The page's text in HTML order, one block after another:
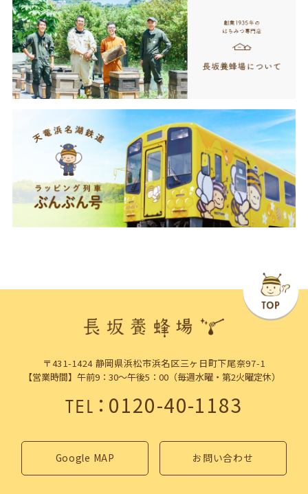
〒431-1424 静岡県浜松市浜名区三ヶ日町下尾奈97-1
【営業時間】午前9：30～午後5：00（毎週水曜・第2火曜定休）
TEL：0120-40-1183
Google MAP お問い合わせ